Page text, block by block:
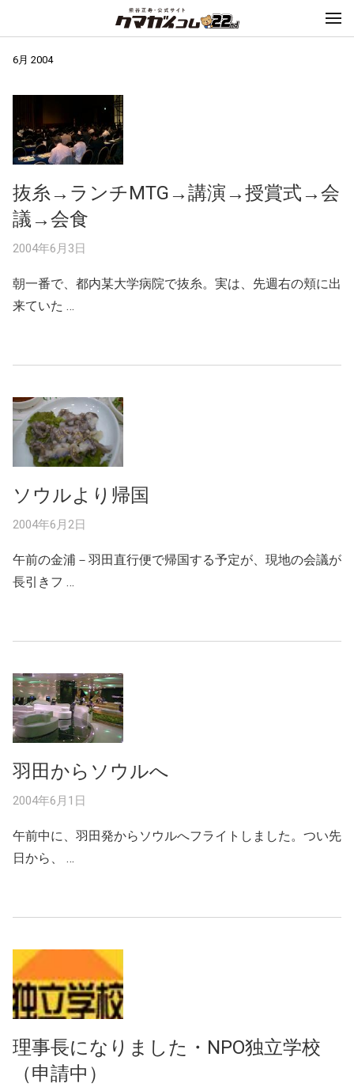
6月 2004
抜糸→ランチMTG→講演→授賞式→会
議→会食
2004年6月3日
朝一番で、都内某大学病院で抜糸。実は、先週右の頬に出
来ていた …
ソウルより帰国
2004年6月2日
午前の金浦－羽田直行便で帰国する予定が、現地の会議が
長引きフ …
羽田からソウルへ
2004年6月1日
午前中に、羽田発からソウルへフライトしました。つい先
日から、 …
理事長になりました・NPO独立学校
（申請中）